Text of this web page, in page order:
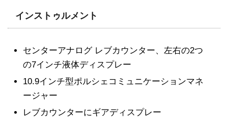
インストゥルメント
センターアナログ レブカウンター、左右の2つ
の7インチ液体ディスプレー
10.9インチ型ポルシェコミュニケーションマネ
ージャー
レブカウンターにギアディスプレー